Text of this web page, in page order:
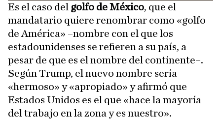
Es el caso del golfo de México, que el
mandatario quiere renombrar como «golfo
de América» –nombre con el que los
estadounidenses se refieren a su país, a
pesar de que es el nombre del continente–.
Según Trump, el nuevo nombre sería
«hermoso» y «apropiado» y afirmó que
Estados Unidos es el que «hace la mayoría
del trabajo en la zona y es nuestro».